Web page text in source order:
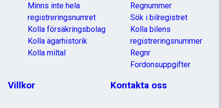
Minns inte hela
registreringsnumret
Kolla försäkringsbolag
Kolla ägarhistorik
Kolla miltal
Regnummer
Sök i bilregistret
Kolla bilens
registreringsnummer
Regnr
Fordonsuppgifter
Villkor Kontakta oss